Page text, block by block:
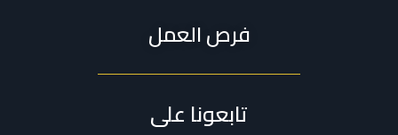
فرص العمل
تابعونا على